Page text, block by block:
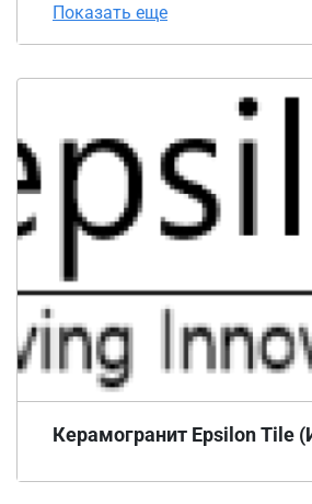
Показать еще
Керамогранит Epsilon Tile